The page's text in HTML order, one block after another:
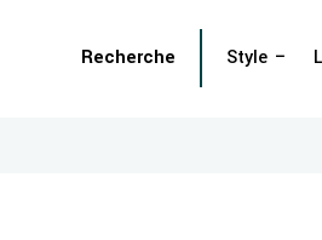
Style
Recherche